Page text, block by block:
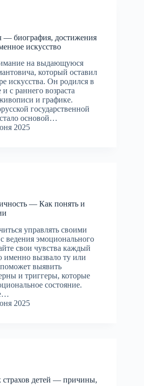
— биография, достижения
искусство
на выдающуюся
который оставил
искусства. Он родился в
с раннего возраста
и графике.
государственной
основой…
2025
— Как понять и
управлять своими
ведения эмоционального
свои чувства каждый
именно вызвало ту или
выявить
и триггеры, которые
состояние.
2025
детей — причины,